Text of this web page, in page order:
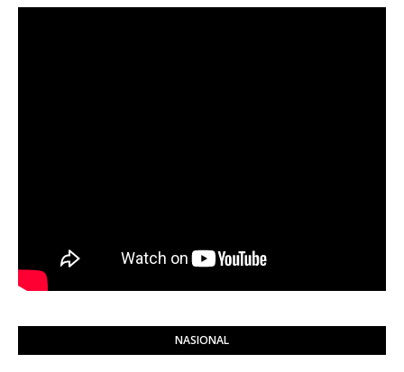
NASIONAL